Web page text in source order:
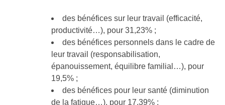
des bénéfices sur leur travail (efficacité,
productivité…), pour 31,23% ;
des bénéfices personnels dans le cadre de
leur travail (responsabilisation,
épanouissement, équilibre familial…), pour
19,5% ;
des bénéfices pour leur santé (diminution
de la fatigue…), pour 17,39% ;